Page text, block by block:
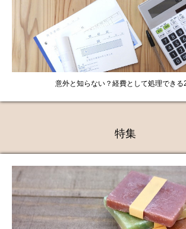
意外と知らない？経費として処理できる
特集